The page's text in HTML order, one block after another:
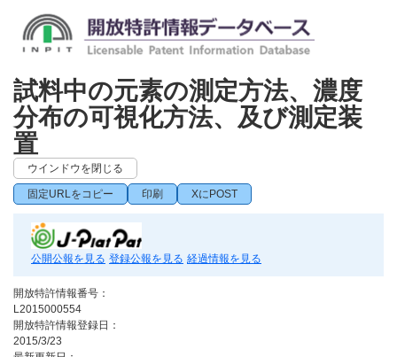
試料中の元素の測定方法、濃度
分布の可視化方法、及び測定装
置
ウインドウを閉じる
固定URLをコピー 印刷 XにPOST
公開公報を見る 登録公報を見る 経過情報を見る
開放特許情報番号：
L2015000554
開放特許情報登録日：
2015/3/23